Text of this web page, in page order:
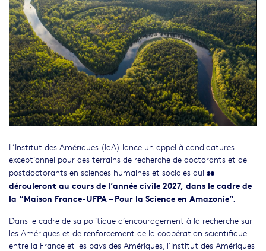
L’Institut des Amériques (IdA) lance un appel à candidatures
exceptionnel pour des terrains de recherche de doctorants et de
postdoctorants en sciences humaines et sociales qui se
dérouleront au cours de l’année civile 2027, dans le cadre de
la “Maison France-UFPA – Pour la Science en Amazonie”.
Dans le cadre de sa politique d’encouragement à la recherche sur
les Amériques et de renforcement de la coopération scientifique
entre la France et les pays des Amériques, l’Institut des Amériques